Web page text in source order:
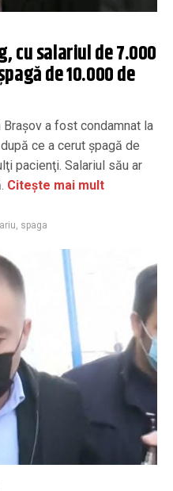
cu salariul de 7.000
de 10.000 de
a fost condamnat la
ce a cerut şpagă de
pacienţi. Salariul său ar
Citește mai mult
, spaga